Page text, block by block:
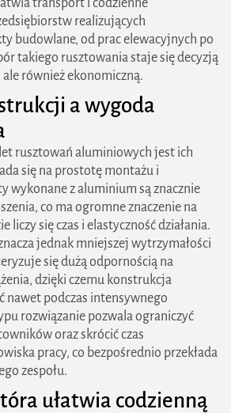
realizujących
budowlane, od prac elewacyjnych po
takiego rusztowania staje się decyzją
również ekonomiczną.
a wygoda
rusztowań aluminiowych jest ich
się na prostotę montażu i
wykonane z aluminium są znacznie
co ma ogromne znaczenie na
liczy się czas i elastyczność działania.
jednak mniejszej wytrzymałości
się dużą odpornością na
dzięki czemu konstrukcja
nawet podczas intensywnego
rozwiązanie pozwala ograniczyć
oraz skrócić czas
pracy, co bezpośrednio przekłada
zespołu.
ułatwia codzienną